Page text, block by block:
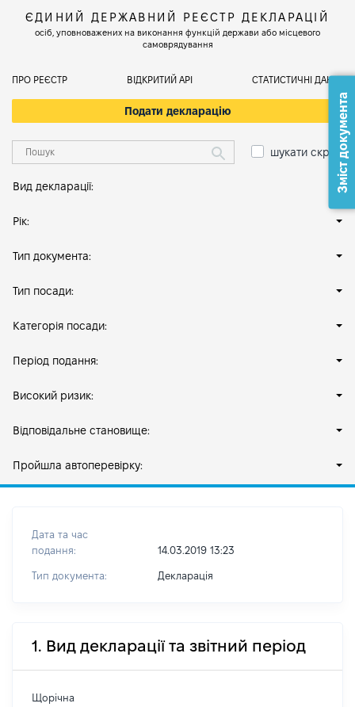
ЄДИНИЙ ДЕРЖАВНИЙ РЕЄСТР ДЕКЛАРАЦІЙ
осіб, уповноважених на виконання функцій держави або місцевого
самоврядування
ПРО РЕЄСТР ВІДКРИТИЙ АРІ СТАТИСТИЧНІ ДАНІ
Подати декларацію
шукати скрізь
Вид декларації:
Рік:
Тип документа:
Тип посади:
Категорія посади:
Період подання:
Високий ризик:
Відповідальне становище:
Пройшла автоперевірку:
Дата та час
подання:
14.03.2019 13:23
Тип документа: Декларація
1. Вид декларації та звітний період
Щорічна
Зміст документа